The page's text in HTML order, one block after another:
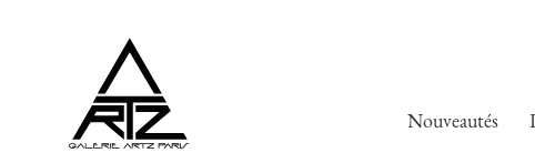
Nouveautés